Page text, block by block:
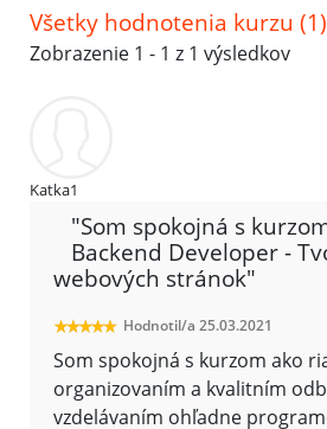
Všetky hodnotenia kurzu (1)
Zobrazenie 1 - 1 z 1 výsledkov
Katka1
"Som spokojná s
Backend Developer -
webových stránok"
Hodnotil/a 25.03.2021
Som spokojná s kurzom ako
organizovaním a kvalitním
vzdelávaním ohľadne